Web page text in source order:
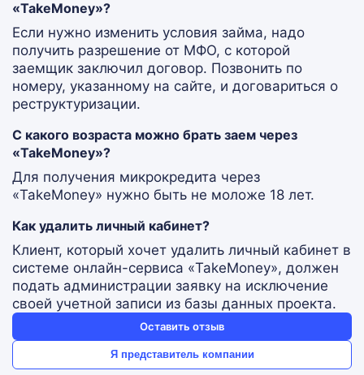
«TakeMoney»?
Если нужно изменить условия займа, надо
получить разрешение от МФО, с которой
заемщик заключил договор. Позвонить по
номеру, указанному на сайте, и договариться о
реструктуризации.
С какого возраста можно брать заем через
«TakeMoney»?
Для получения микрокредита через
«TakeMoney» нужно быть не моложе 18 лет.
Как удалить личный кабинет?
Клиент, который хочет удалить личный кабинет в
системе онлайн-сервиса «TakeMoney», должен
подать администрации заявку на исключение
своей учетной записи из базы данных проекта.
Оставить отзыв
Я представитель компании